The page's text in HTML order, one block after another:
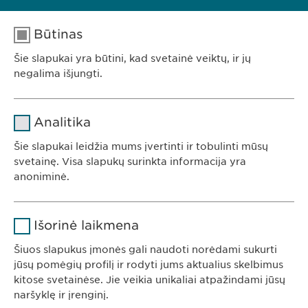
E. paštas:info@ewopharma.lt
Ewopharma UAB
KONTAKTAI
Tel. +370 5248 7350
Būtinas
Šie slapukai yra būtini, kad svetainė veiktų, ir jų
negalima išjungti.
Trukmė 1 metai
Saugo naudotojo slapuko sutikimo
Analitika
Šie slapukai leidžia mums įvertinti ir tobulinti mūsų
svetainę. Visa slapukų surinkta informacija yra
anoniminė.
Trukmė 1 diena
Išorinė laikmena
Šiuos slapukus įmonės gali naudoti norėdami sukurti
jūsų pomėgių profilį ir rodyti jums aktualius skelbimus
kitose svetainėse. Jie veikia unikaliai atpažindami jūsų
naršyklę ir įrenginį.